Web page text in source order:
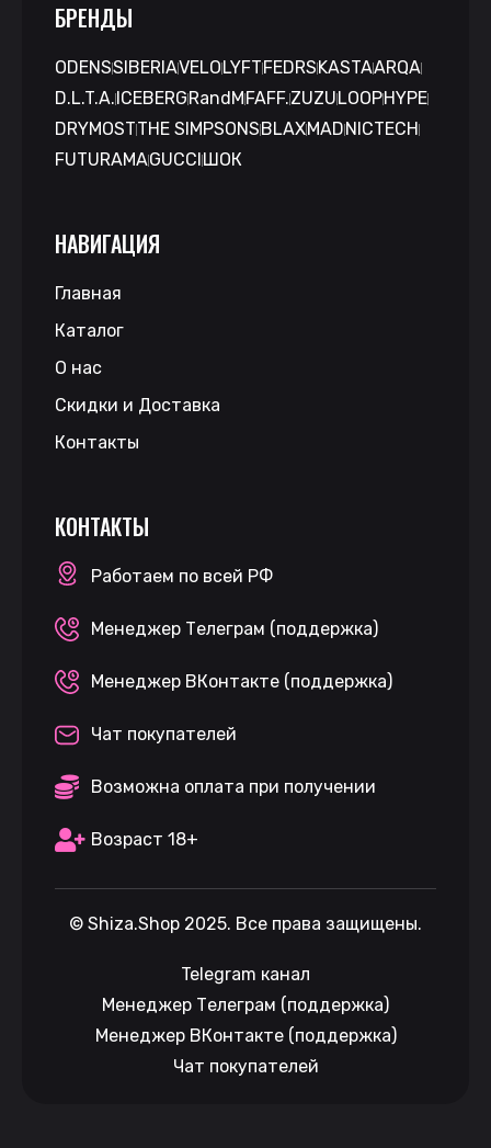
БРЕНДЫ
ODENSSIBERIAVELO LYFT FEDRS KASTAARQA
D.L.T.A. ICEBERG RandM FAFF.ZUZU LOOPHYPE
DRYMOSTTHE SIMPSONS BLAXMAD NICTECH
FUTURAMAGUCCI ШОК
НАВИГАЦИЯ
Главная
Каталог
О нас
Скидки и Доставка
Контакты
КОНТАКТЫ
Работаем по всей РФ
Менеджер Телеграм (поддержка)
Менеджер ВКонтакте (поддержка)
Чат покупателей
Возможна оплата при получении
Возраст 18+
© Shiza.Shop 2025. Все права защищены.
Telegram канал
Менеджер Телеграм (поддержка)
Менеджер ВКонтакте (поддержка)
Чат покупателей